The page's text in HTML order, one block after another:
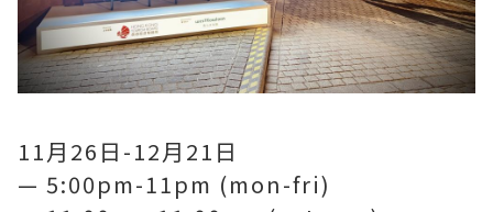
11月26日-12月21日
— 5:00pm-11pm (mon-fri)